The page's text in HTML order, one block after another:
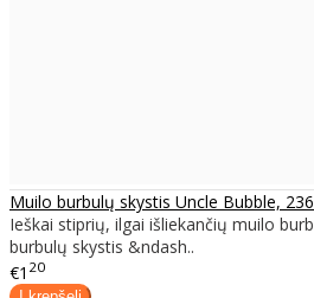
Muilo burbulų skystis Uncle Bubble,
Ieškai stiprių, ilgai išliekančių muilo
burbulų skystis &ndash..
€1 20